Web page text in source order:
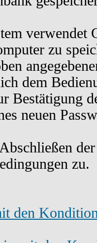
verwendet
zu
dem
Bestätigung
neuen
zu.
den